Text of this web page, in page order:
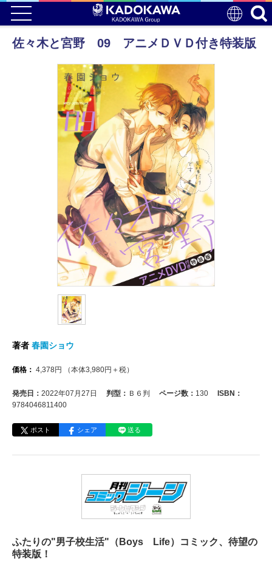
佐々木と宮野 09 アニメＤＶＤ付き特装版
著者 春園ショウ
価格： 4,378円 （本体3,980円＋税）
発売日： 2022年07月27日 判型： Ｂ６判 ページ数： 130
ISBN：
9784046811400
ポスト シェア 送る
ふたりの"男子校生活"（Boys Life）コミック、待望の
特装版！